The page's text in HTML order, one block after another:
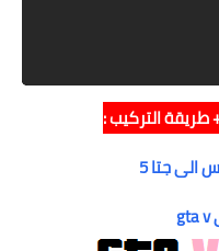
التركيب :
الى جتا 5